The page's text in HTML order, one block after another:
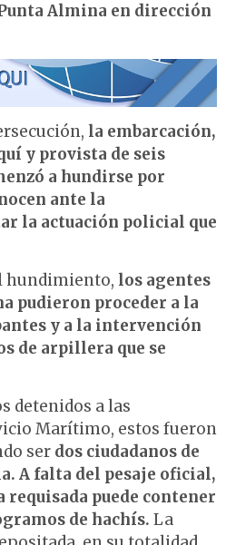
Almina en dirección
la embarcación,
y provista de seis
a hundirse por
ante la
la actuación policial que
hundimiento, los agentes
pudieron proceder a la
y a la intervención
de arpillera que se
detenidos a las
Marítimo, estos fueron
ser dos ciudadanos de
A falta del pesaje oficial,
requisada puede contener
de hachís. La